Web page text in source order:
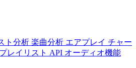
ト分析 楽曲分析 エアプレイ チャー
プレイリスト API オーディオ機能